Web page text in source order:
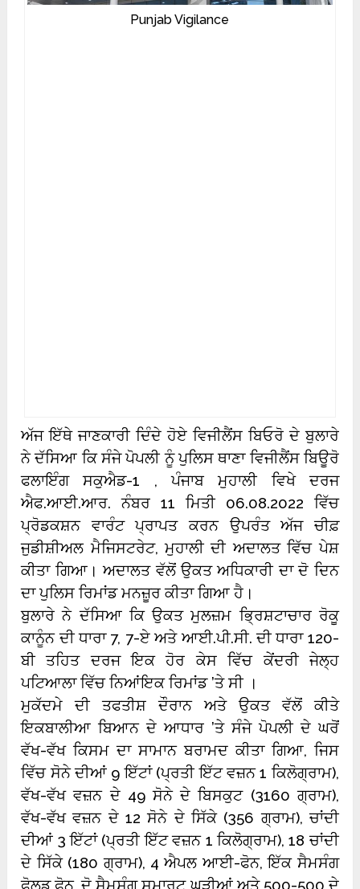
Punjab Vigilance
ਅੱਜ ਇੱਥੇ ਜਾਣਕਾਰੀ ਦਿੰਦੇ ਹੋਏ ਵਿਜੀਲੈਂਸ ਬਿਓਰੋ ਦੇ ਬੁਲਾਰੇ
ਨੇ ਦੱਸਿਆ ਕਿ ਸੰਜੇ ਪੋਪਲੀ ਨੂੰ ਪੁਲਿਸ ਥਾਣਾ ਵਿਜੀਲੈਂਸ ਬਿਊਰੋ
ਫਲਾਇੰਗ ਸਕੁਐਡ-1 , ਪੰਜਾਬ ਮੁਹਾਲੀ ਵਿਖੇ ਦਰਜ
ਐਫ.ਆਈ.ਆਰ. ਨੰਬਰ 11 ਮਿਤੀ 06.08.2022 ਵਿੱਚ
ਪ੍ਰੋਡਕਸ਼ਨ ਵਾਰੰਟ ਪ੍ਰਾਪਤ ਕਰਨ ਉਪਰੰਤ ਅੱਜ ਚੀਫ਼
ਜੁਡੀਸ਼ੀਅਲ ਮੈਜਿਸਟਰੇਟ, ਮੁਹਾਲੀ ਦੀ ਅਦਾਲਤ ਵਿੱਚ ਪੇਸ਼
ਕੀਤਾ ਗਿਆ। ਅਦਾਲਤ ਵੱਲੋਂ ਉਕਤ ਅਧਿਕਾਰੀ ਦਾ ਦੋ ਦਿਨ
ਦਾ ਪੁਲਿਸ ਰਿਮਾਂਡ ਮਨਜ਼ੂਰ ਕੀਤਾ ਗਿਆ ਹੈ।
ਬੁਲਾਰੇ ਨੇ ਦੱਸਿਆ ਕਿ ਉਕਤ ਮੁਲਜ਼ਮ ਭ੍ਰਿਸ਼ਟਾਚਾਰ ਰੋਕੂ
ਕਾਨੂੰਨ ਦੀ ਧਾਰਾ 7, 7-ਏ ਅਤੇ ਆਈ.ਪੀ.ਸੀ. ਦੀ ਧਾਰਾ 120-
ਬੀ ਤਹਿਤ ਦਰਜ ਇਕ ਹੋਰ ਕੇਸ ਵਿੱਚ ਕੇਂਦਰੀ ਜੇਲ੍ਹ
ਪਟਿਆਲਾ ਵਿੱਚ ਨਿਆਂਇਕ ਰਿਮਾਂਡ ’ਤੇ ਸੀ ।
ਮੁਕੱਦਮੇ ਦੀ ਤਫਤੀਸ਼ ਦੌਰਾਨ ਅਤੇ ਉਕਤ ਵੱਲੋਂ ਕੀਤੇ
ਇਕਬਾਲੀਆ ਬਿਆਨ ਦੇ ਆਧਾਰ ’ਤੇ ਸੰਜੇ ਪੋਪਲੀ ਦੇ ਘਰੋਂ
ਵੱਖ-ਵੱਖ ਕਿਸਮ ਦਾ ਸਾਮਾਨ ਬਰਾਮਦ ਕੀਤਾ ਗਿਆ, ਜਿਸ
ਵਿੱਚ ਸੋਨੇ ਦੀਆਂ 9 ਇੱਟਾਂ (ਪ੍ਰਤੀ ਇੱਟ ਵਜ਼ਨ 1 ਕਿਲੋਗ੍ਰਾਮ),
ਵੱਖ-ਵੱਖ ਵਜ਼ਨ ਦੇ 49 ਸੋਨੇ ਦੇ ਬਿਸਕੁਟ (3160 ਗ੍ਰਾਮ),
ਵੱਖ-ਵੱਖ ਵਜ਼ਨ ਦੇ 12 ਸੋਨੇ ਦੇ ਸਿੱਕੇ (356 ਗ੍ਰਾਮ), ਚਾਂਦੀ
ਦੀਆਂ 3 ਇੱਟਾਂ (ਪ੍ਰਤੀ ਇੱਟ ਵਜ਼ਨ 1 ਕਿਲੋਗ੍ਰਾਮ), 18 ਚਾਂਦੀ
ਦੇ ਸਿੱਕੇ (180 ਗ੍ਰਾਮ), 4 ਐਪਲ ਆਈ-ਫੋਨ, ਇੱਕ ਸੈਮਸੰਗ
ਫੋਲਡ ਫ਼ੋਨ, ਦੋ ਸੈਮਸੰਗ ਸਮਾਰਟ ਘੜੀਆਂ ਅਤੇ 500-500 ਦੇ